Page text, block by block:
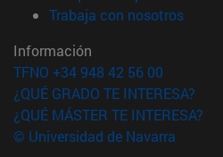
Trabaja con nosotros(abre
Información
TFNO +34 948 42 56 00
¿QUÉ GRADO TE INTERESA?
¿QUÉ MÁSTER TE INTERESA?
© Universidad de Navarra